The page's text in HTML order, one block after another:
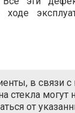
в связи с
стекла могут
от